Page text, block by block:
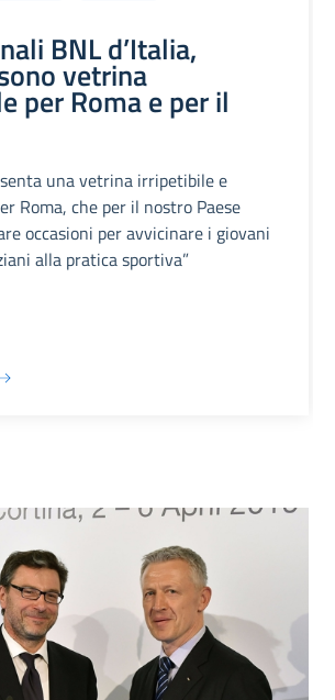
BNL d’Italia,
vetrina
per Roma e per il
una vetrina irripetibile e
Roma, che per il nostro Paese
occasioni per avvicinare i giovani
alla pratica sportiva”